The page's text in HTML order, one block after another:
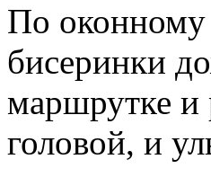
По оконному
бисеринки
маршрутке и
головой, и